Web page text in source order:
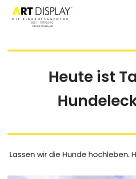
springen
Heute ist
Lassen wir die Hunde hochleben.